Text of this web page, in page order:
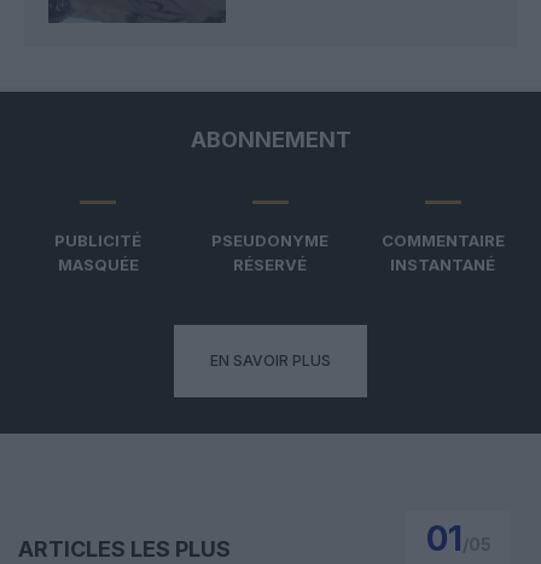
ABONNEMENT
PUBLICITÉ
MASQUÉE
PSEUDONYME
RÉSERVÉ
COMMENTAIRE
INSTANTANÉ
EN SAVOIR PLUS
ARTICLES LES PLUS
01